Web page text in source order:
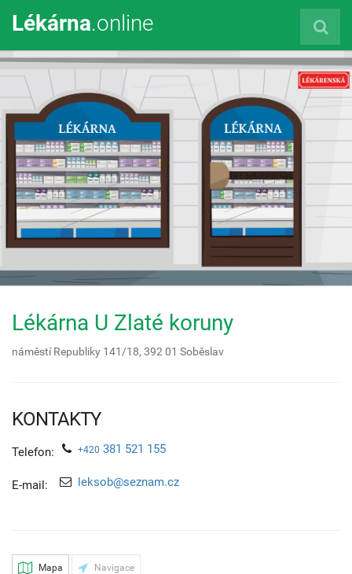
Lékárna.online
Lékárna U Zlaté koruny
náměstí Republiky 141/18, 392 01 Soběslav
KONTAKTY
Telefon: +420 381 521 155
E-mail: leksob@seznam.cz
Mapa Navigace